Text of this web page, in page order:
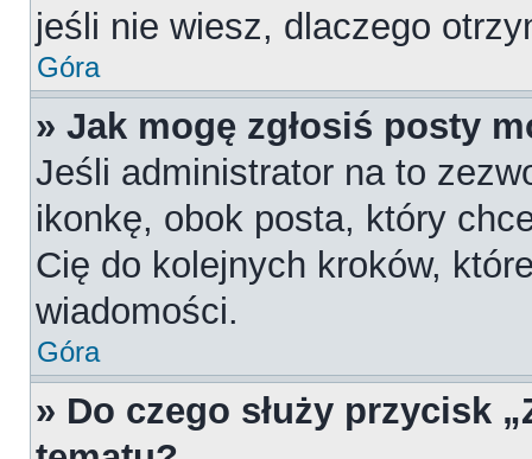
jeśli nie wiesz, dlaczego
Góra
» Jak mogę zgłosiś posty
Jeśli administrator na to
ikonkę, obok posta, który
Cię do kolejnych kroków,
wiadomości.
Góra
» Do czego służy przycisk